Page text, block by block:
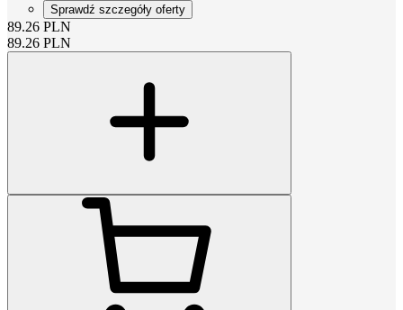
Sprawdź szczegóły oferty
89.26 PLN
89.26 PLN